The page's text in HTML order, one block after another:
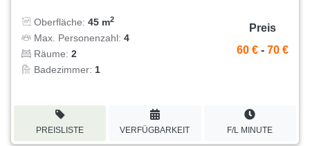
Oberfläche: 45 m2
Max. Personenzahl: 4
Räume: 2
Badezimmer: 1
Preis
60 € - 70 €
PREISLISTE VERFÜGBARKEIT F/L MINUTE